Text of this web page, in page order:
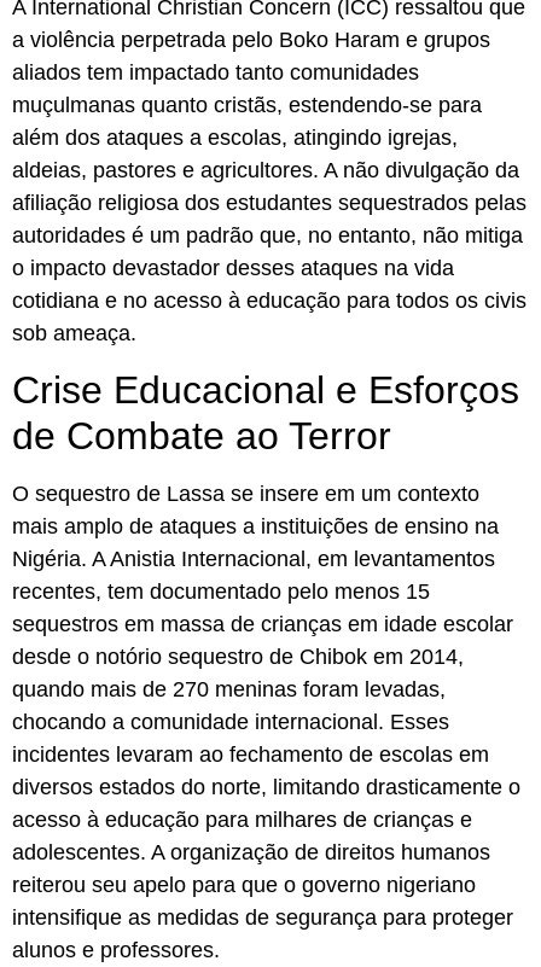
A International Christian Concern (ICC) ressaltou que
a violência perpetrada pelo Boko Haram e grupos
aliados tem impactado tanto comunidades
muçulmanas quanto cristãs, estendendo-se para
além dos ataques a escolas, atingindo igrejas,
aldeias, pastores e agricultores. A não divulgação da
afiliação religiosa dos estudantes sequestrados pelas
autoridades é um padrão que, no entanto, não mitiga
o impacto devastador desses ataques na vida
cotidiana e no acesso à educação para todos os civis
sob ameaça.
Crise Educacional e Esforços
de Combate ao Terror
O sequestro de Lassa se insere em um contexto
mais amplo de ataques a instituições de ensino na
Nigéria. A Anistia Internacional, em levantamentos
recentes, tem documentado pelo menos 15
sequestros em massa de crianças em idade escolar
desde o notório sequestro de Chibok em 2014,
quando mais de 270 meninas foram levadas,
chocando a comunidade internacional. Esses
incidentes levaram ao fechamento de escolas em
diversos estados do norte, limitando drasticamente o
acesso à educação para milhares de crianças e
adolescentes. A organização de direitos humanos
reiterou seu apelo para que o governo nigeriano
intensifique as medidas de segurança para proteger
alunos e professores.